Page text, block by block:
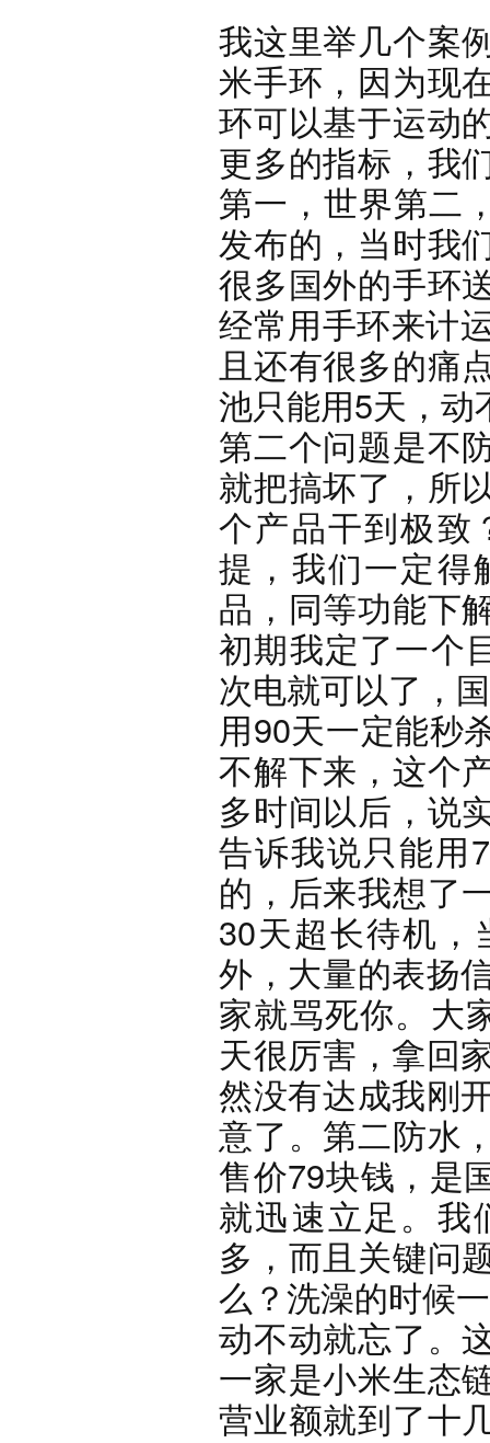
我这里举几个案
米手环，因为现
环可以基于运动
更多的指标，我
第一，世界第二
发布的，当时我
很多国外的手环
经常用手环来计
且还有很多的痛
池只能用5天，动
第二个问题是不
就把搞坏了，所
个产品干到极致
提，我们一定得
品，同等功能下
初期我定了一个
次电就可以了，
用90天一定能秒
不解下来，这个
多时间以后，说
告诉我说只能用
的，后来我想了
30天超长待机，
外，大量的表扬
家就骂死你。大
天很厉害，拿回
然没有达成我刚
意了。第二防水
售价79块钱，是
就迅速立足。我
多，而且关键问
么？洗澡的时候
动不动就忘了。
一家是小米生态
营业额就到了十